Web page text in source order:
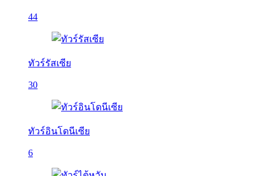
44
ทัวร์รัสเซีย
30
ทัวร์อินโดนีเซีย
6